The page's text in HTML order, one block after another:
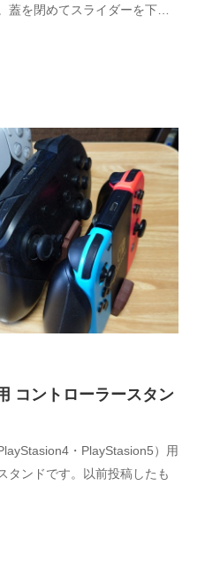
蓋を閉めてスライダーを下…
コントローラースタン
・PlayStasion5）用
タンドです。以前投稿したも